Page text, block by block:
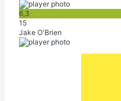
6,3
15
Jake O'Brien